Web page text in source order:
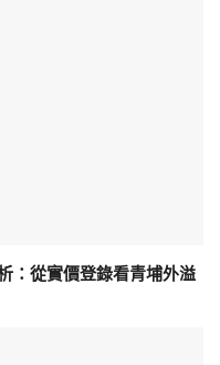
：從實價登錄看青埔外溢